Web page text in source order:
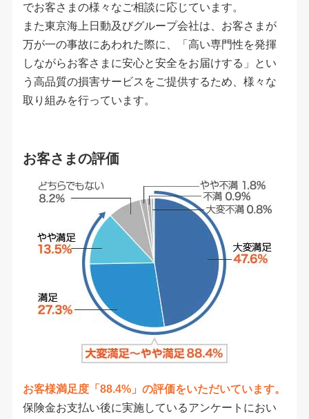
でお客さまの様々なご相談に応じています。
また東京海上日動及びグループ会社は、お客さまが
万が一の事故にあわれた際に、「高い専門性を発揮
しながらお客さまに安心と安全をお届けする」とい
う高品質の損害サービスをご提供するため、様々な
取り組みを行っています。
お客さまの評価
お客様満足度「88.4%」の評価をいただいています。
保険金お支払い後に実施しているアンケートにおい